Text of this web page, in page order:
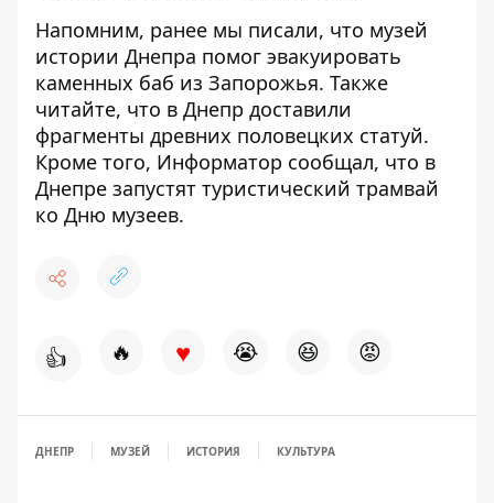
Напомним, ранее мы писали, что музей
истории Днепра помог эвакуировать
каменных баб из Запорожья. Также
читайте, что в Днепр доставили
фрагменты древних половецких статуй.
Кроме того, Информатор сообщал, что в
Днепре запустят туристический трамвай
ко Дню музеев.
👍 🔥 ♥ 😭 😆 😡
ДНЕПР МУЗЕЙ ИСТОРИЯ КУЛЬТУРА